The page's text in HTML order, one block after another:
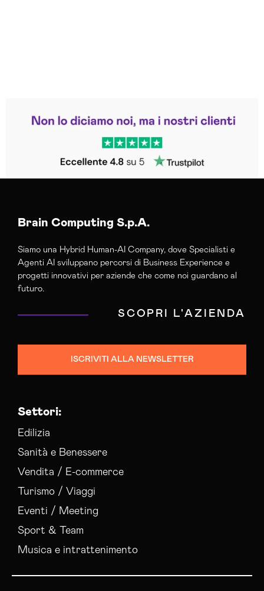
Trustpilot
Brain Computing S.p.A.
Siamo una Hybrid Human-AI Company, dove Specialisti e
Agenti AI sviluppano percorsi di Business Experience e
progetti innovativi per aziende che come noi guardano al
futuro.
SCOPRI L'AZIENDA
ISCRIVITI ALLA NEWSLETTER
Settori:
Edilizia
Sanità e Benessere
Vendita / E-commerce
Turismo / Viaggi
Eventi / Meeting
Sport & Team
Musica e intrattenimento